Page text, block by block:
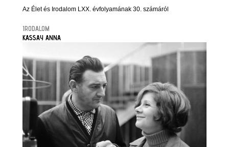
Az Élet és Irodalom LXX. évfolyamának 30. számáról
IRODALOM
KASSAY ANNA